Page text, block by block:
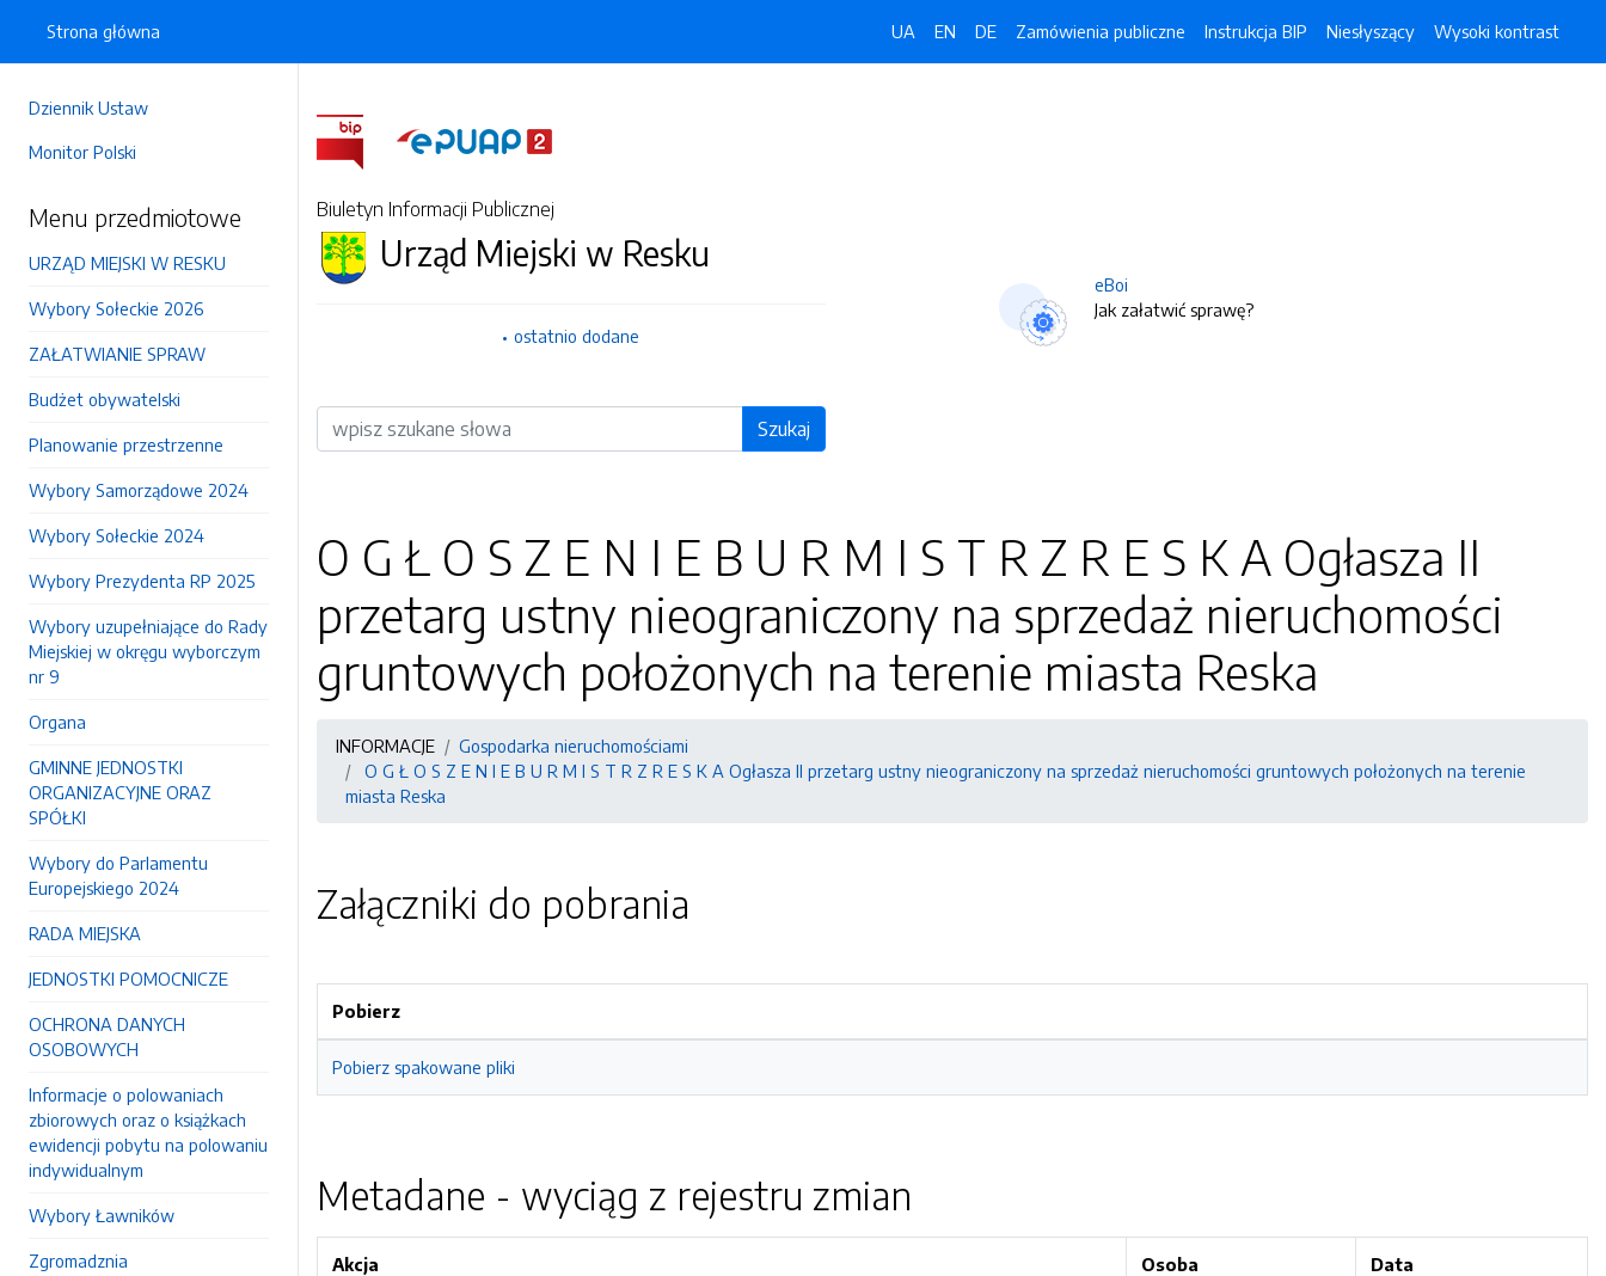
Dziennik Ustaw
Monitor Polski
Menu przedmiotowe
URZĄD MIEJSKI W RESKU
Wybory Sołeckie 2026
ZAŁATWIANIE SPRAW
Budżet obywatelski
Planowanie przestrzenne
Wybory Samorządowe 2024
Wybory Sołeckie 2024
Wybory Prezydenta RP 2025
Wybory uzupełniające do Rady
Miejskiej w okręgu wyborczym
nr 9
Organa
GMINNE JEDNOSTKI
ORGANIZACYJNE ORAZ
SPÓŁKI
Wybory do Parlamentu
Europejskiego 2024
RADA MIEJSKA
JEDNOSTKI POMOCNICZE
OCHRONA DANYCH
OSOBOWYCH
Informacje o polowaniach
zbiorowych oraz o książkach
ewidencji pobytu na polowaniu
indywidualnym
Wybory Ławników
Zgromadznia
Strona główna UA EN DE Zamówienia publiczne Instrukcja BIP Niesłyszący Wysoki kontrast
Biuletyn Informacji Publicznej
Urząd Miejski w Resku
ostatnio dodane
Wyszukiwarka Szukaj
eBoi
Jak załatwić sprawę?
O G Ł O S Z E N I E B U R M I S T R Z R E S K A Ogłasza II
przetarg ustny nieograniczony na sprzedaż nieruchomości
gruntowych położonych na terenie miasta Reska
INFORMACJE
Gospodarka nieruchomościami
O G Ł O S Z E N I E B U R M I S T R Z R E S K A Ogłasza II przetarg ustny nieograniczony na sprzedaż nieruchomości gruntowych położonych na terenie
miasta Reska
Załączniki do pobrania
Pobierz
Pobierz spakowane pliki
Metadane - wyciąg z rejestru zmian
Akcja Osoba Data